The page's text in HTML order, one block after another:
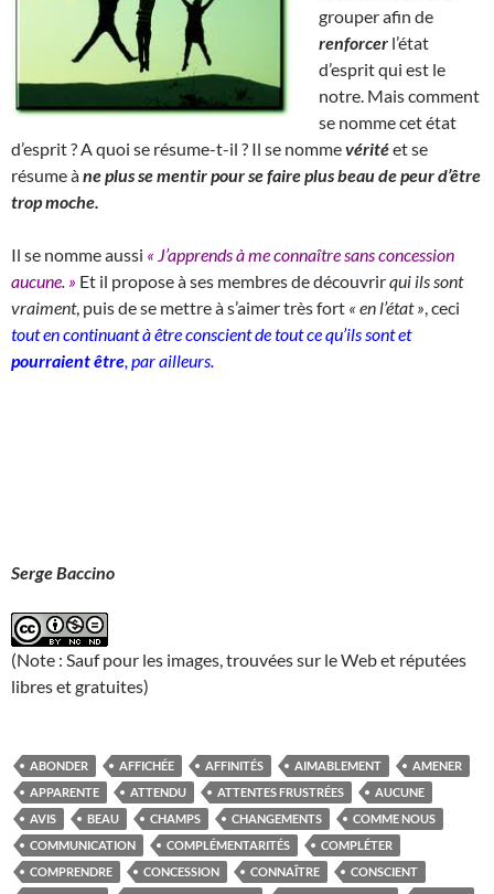
grouper afin de
renforcer l’état
d’esprit qui est le
notre. Mais comment
se nomme cet état
d’esprit ? A quoi se résume-t-il ? Il se nommevéritéet se
résume àne plus se mentir pour se faire plus beau de peur d’être
trop moche.
Il se nomme aussi « J’apprends à me connaître sans concession
aucune. » Et il propose à ses membres de découvrirqui ils sont
vraiment, puis de se mettre à s’aimer très fort « en l’état » , ceci
tout en continuant à être conscient de tout ce qu’ils sont et
pourraient être , par ailleurs.
Serge Baccino
(Note : Sauf pour les images, trouvées sur le Web et réputées
libres et gratuites)
ABONDER AFFICHÉE AFFINITÉS AIMABLEMENT
AMENER
APPARENTE
ATTENDU ATTENTES FRUSTRÉES
AUCUNE
AVIS
BEAU CHAMPS CHANGEMENTS
COMME NOUS
COMMUNICATION
COMPLÉMENTARITÉS
COMPLÉTER
COMPRENDRE
CONCESSION CONNAÎTRE
CONSCIENT